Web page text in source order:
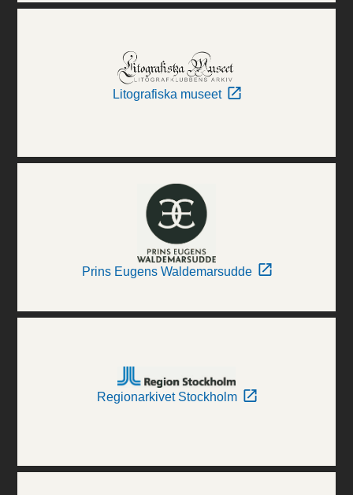
Litografiska museet
Prins Eugens Waldemarsudde
Regionarkivet Stockholm